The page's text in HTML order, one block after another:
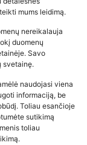
mums leidimą.
nereikalauja
duomenų
Savo
svetainę.
naudojasi viena
informaciją, be
Toliau esančioje
sutikimą
toliau